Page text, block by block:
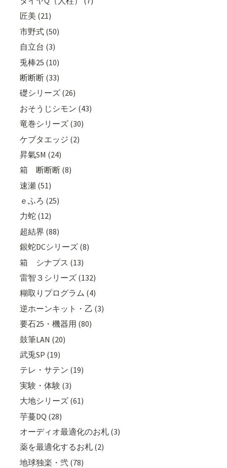
匠美 (21)
市野式 (50)
自立台 (3)
兎棒25 (10)
断断断 (33)
礎シリーズ (26)
おそうじシモン (43)
竜巻シリーズ (30)
ケブタエッジ (2)
昇氣SM (24)
箱 断断断 (8)
速瀬 (51)
ｅふろ (25)
力蛇 (12)
超結界 (88)
銀蛇DCシリーズ (8)
箱 シナプス (13)
雷智３シリーズ (132)
糊取りプログラム (4)
逆ホーンキット・乙 (3)
要石25・機器用 (80)
鼓筆LAN (20)
武兎SP (19)
テレ・サテン (19)
実験・体験 (3)
大地シリーズ (61)
芋蔓DQ (28)
オーディオ最適化のお札 (3)
薬を最適化するお札 (2)
地球独楽・弐 (78)